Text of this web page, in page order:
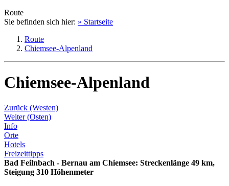
Route
Sie befinden sich hier: » Startseite
Route
Chiemsee-Alpenland
Chiemsee-Alpenland
Zurück (Westen)
Weiter (Osten)
Info
Orte
Hotels
Freizeittipps
Bad Feilnbach - Bernau am Chiemsee: Streckenlänge 49 km,
Steigung 310 Höhenmeter